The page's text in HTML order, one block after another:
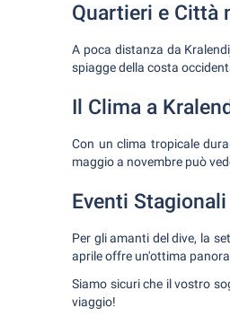
Quartieri e Città
A poca distanza da
spiagge della costa
Il Clima a
Con un clima tropicale
maggio a novembre può
Eventi Stagionali
Per gli amanti del dive, la
aprile offre un'ottima
Siamo sicuri che il vostro
viaggio!